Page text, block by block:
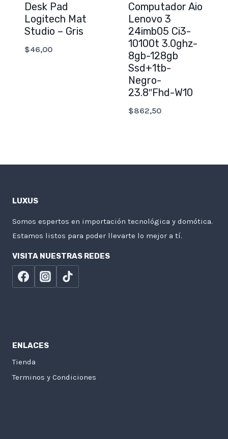
Desk Pad
Logitech Mat
Studio – Gris
$46,00
Computador Aio
Lenovo 3
24imb05 Ci3-
10100t 3.0ghz-
8gb-128gb
Ssd+1tb-
Negro-
23.8″Fhd-W10
$862,50
LUXUS
Somos espertos en importación tecnológica y domótica.
Estamos listos para poder llevarte lo mejor a tí.
VISITA NUESTRAS REDES
ENLACES
Tienda
Terminos y Condiciones